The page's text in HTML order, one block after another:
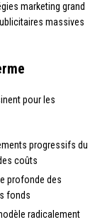
marketing grand
massives
pour les
progressifs du
coûts
profonde des
fonds
radicalement